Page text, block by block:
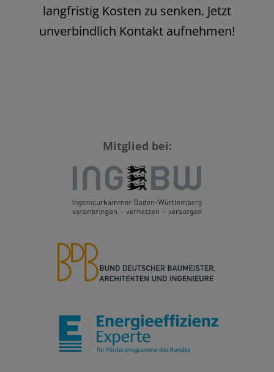
langfristig Kosten zu senken. Jetzt
unverbindlich Kontakt aufnehmen!
Mitglied bei: